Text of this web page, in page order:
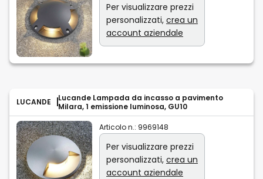
Per visualizzare prezzi
personalizzati, crea un
account aziendale
LUCANDE
Lucande Lampada da incasso a pavimento
Milara, 1 emissione luminosa, GU10
Articolo n.: 9969148
Per visualizzare prezzi
personalizzati, crea un
account aziendale